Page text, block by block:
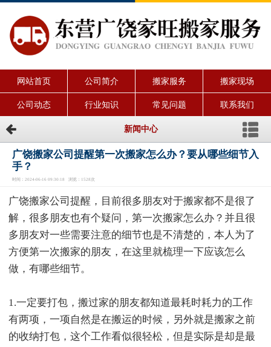
网站首页 公司简介 搬家服务 搬家现场
公司动态 行业知识 常见问题 联系我们
新闻中心
广饶搬家公司提醒第一次搬家怎么办？要从哪些细节入
手？
时间：2024-06-16 09:30:18 浏览：1528次
广饶搬家公司提醒，目前很多朋友对于搬家都不是很了
解，很多朋友也有个疑问，第一次搬家怎么办？并且很
多朋友对一些需要注意的细节也是不清楚的，本人为了
方便第一次搬家的朋友，在这里就梳理一下应该怎么
做，有哪些细节。
1.一定要打包，搬过家的朋友都知道最耗时耗力的工作
有两项，一项自然是在搬运的时候，另外就是搬家之前
的收纳打包，这个工作看似很轻松，但是实际是却是最